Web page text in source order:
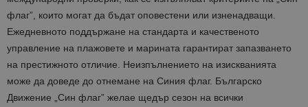
флаг”, които могат да бъдат оповестени или изненадващи.
Ежедневното поддържане на стандарта и качественото
управление на плажовете и марината гарантират запазването
на престижното отличие. Неизпълнението на изискванията
може да доведе до отнемане на Синия флаг. Българско
Движение „Син флаг” желае щедър сезон на всички